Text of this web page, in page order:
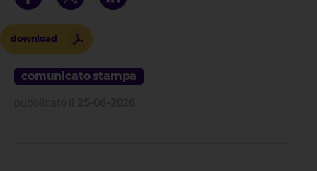
comunicato stampa
download